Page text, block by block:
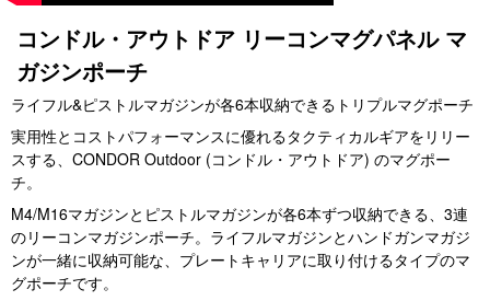
コンドル・アウトドア リーコンマグパネル マ
ガジンポーチ
ライフル&ピストルマガジンが各6本収納できるトリプルマグポーチ
実用性とコストパフォーマンスに優れるタクティカルギアをリリー
スする、CONDOR Outdoor (コンドル・アウトドア) のマグポー
チ。
M4/M16マガジンとピストルマガジンが各6本ずつ収納できる、3連
のリーコンマガジンポーチ。ライフルマガジンとハンドガンマガジ
ンが一緒に収納可能な、プレートキャリアに取り付けるタイプのマ
グポーチです。